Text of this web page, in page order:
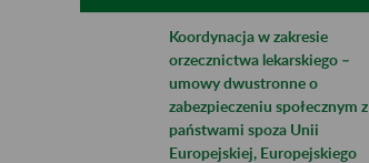
Koordynacja w zakresie
orzecznictwa lekarskiego –
umowy dwustronne o
zabezpieczeniu społecznym z
państwami spoza Unii
Europejskiej, Europejskiego